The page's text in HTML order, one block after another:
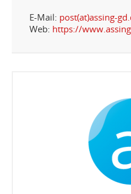
E-Mail: post(at)assing-
Web: https://